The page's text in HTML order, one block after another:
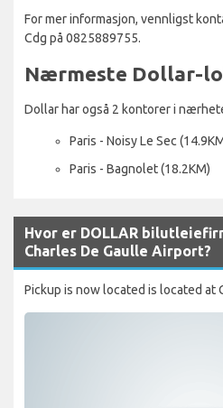
For mer informasjon, vennligst
Cdg på 0825889755.
Nærmeste Dollar-
Dollar har også 2 kontorer i
Paris - Noisy Le Sec
Paris - Bagnolet (18.2KM)
Hvor er DOLLAR
Charles De Gaulle Airport?
Pickup is now located is located at